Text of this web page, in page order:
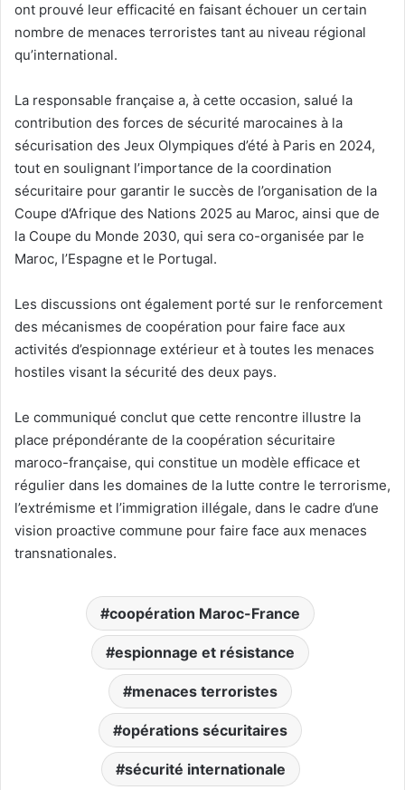
ont prouvé leur efficacité en faisant échouer un certain
nombre de menaces terroristes tant au niveau régional
qu’international.
La responsable française a, à cette occasion, salué la
contribution des forces de sécurité marocaines à la
sécurisation des Jeux Olympiques d’été à Paris en 2024,
tout en soulignant l’importance de la coordination
sécuritaire pour garantir le succès de l’organisation de la
Coupe d’Afrique des Nations 2025 au Maroc, ainsi que de
la Coupe du Monde 2030, qui sera co-organisée par le
Maroc, l’Espagne et le Portugal.
Les discussions ont également porté sur le renforcement
des mécanismes de coopération pour faire face aux
activités d’espionnage extérieur et à toutes les menaces
hostiles visant la sécurité des deux pays.
Le communiqué conclut que cette rencontre illustre la
place prépondérante de la coopération sécuritaire
maroco-française, qui constitue un modèle efficace et
régulier dans les domaines de la lutte contre le terrorisme,
l’extrémisme et l’immigration illégale, dans le cadre d’une
vision proactive commune pour faire face aux menaces
transnationales.
coopération Maroc-France
espionnage et résistance
menaces terroristes
opérations sécuritaires
sécurité internationale